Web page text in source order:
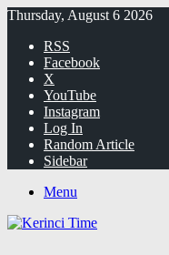
Thursday, August 6 2026
RSS
Facebook
X
YouTube
Instagram
Log In
Random Article
Sidebar
Menu